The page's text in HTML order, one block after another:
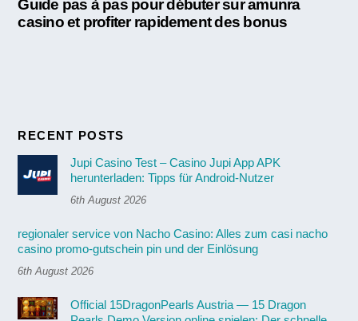
Guide pas à pas pour débuter sur amunra
casino et profiter rapidement des bonus
RECENT POSTS
Jupi Casino Test – Casino Jupi App APK
herunterladen: Tipps für Android-Nutzer
6th August 2026
regionaler service von Nacho Casino: Alles zum casi nacho
casino promo-gutschein pin und der Einlösung
6th August 2026
Official 15DragonPearls Austria — 15 Dragon